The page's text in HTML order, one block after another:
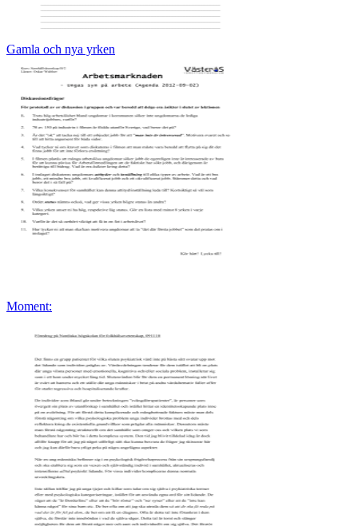
Gamla och nya yrken
Moment: